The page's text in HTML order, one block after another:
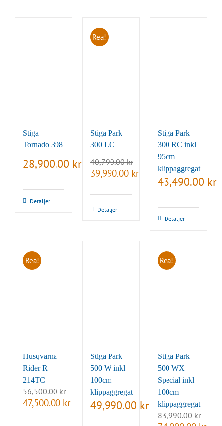
Stiga
Tornado 398
28,900.00 kr
Detaljer
Rea!
Stiga Park
300 LC
40,790.00kr
Det
ursprungliga
var:
40,790.00 kr.
39,990.00 krDet
nuvarande
39,990.00 kr.
Detaljer
Stiga Park
300 RC inkl
95cm
klippaggregat
43,490.00 kr
Detaljer
Rea!
Husqvarna
Rider R
214TC
56,500.00kr
Det
ursprungliga
47,500.00 krDet
nuvarande
Stiga Park
500 W inkl
100cm
klippaggregat
49,990.00 kr
Rea!
Stiga Park
500 WX
Special inkl
100cm
klippaggregat
83,990.00kr